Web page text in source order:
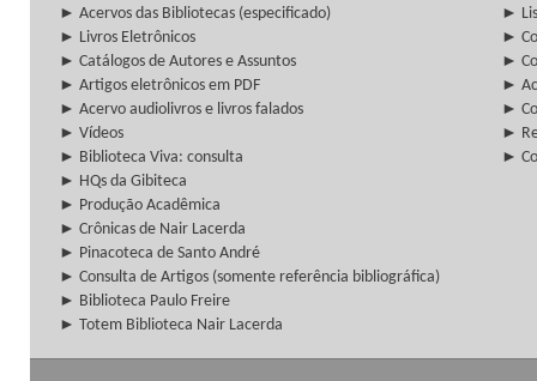
► Acervos das Bibliotecas (especificado)
►
► Livros Eletrônicos
►
► Catálogos de Autores e Assuntos
►
► Artigos eletrônicos em PDF
►
► Acervo audiolivros e livros falados
►
► Vídeos
►
► Biblioteca Viva: consulta
►
► HQs da Gibiteca
► Produção Acadêmica
► Crônicas de Nair Lacerda
► Pinacoteca de Santo André
► Consulta de Artigos (somente referência bibliográfica)
► Biblioteca Paulo Freire
► Totem Biblioteca Nair Lacerda